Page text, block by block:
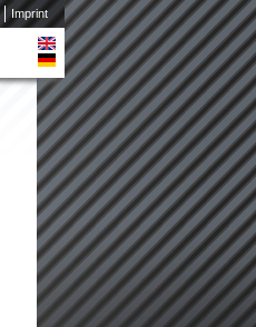
Imprint